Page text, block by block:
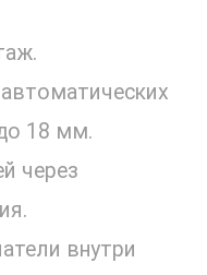
18 мм.
через
внутри